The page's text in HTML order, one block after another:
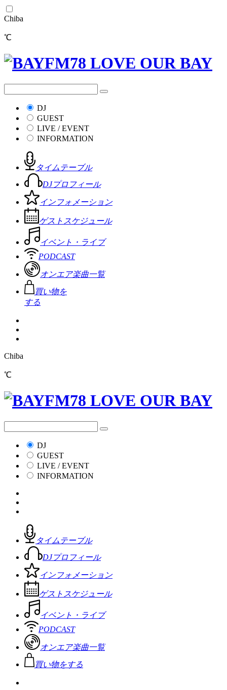
Chiba
℃
DJ
GUEST
LIVE / EVENT
INFORMATION
タイムテーブル
DJプロフィール
インフォメーション
ゲストスケジュール
イベント・ライブ
PODCAST
オンエア楽曲一覧
買い物を
する
Chiba
℃
DJ
GUEST
LIVE / EVENT
INFORMATION
タイムテーブル
DJプロフィール
インフォメーション
ゲストスケジュール
イベント・ライブ
PODCAST
オンエア楽曲一覧
買い物をする